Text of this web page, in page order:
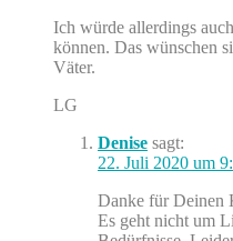
Ich würde allerdings
können. Das wünschen
Väter.
LG
Denise sagt:
22. Juli 2020 um
Danke für Deinen
Es geht nicht um